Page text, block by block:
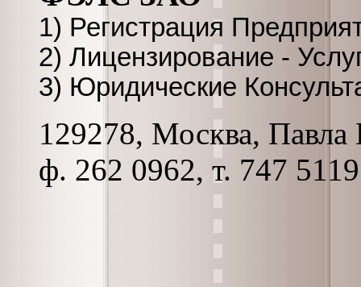
1) Регистрация
2) Лицензирование -
3) Юридические
129278, Москва, Павла
ф. 262 0962, т. 747 5119